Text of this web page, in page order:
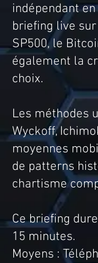
indépendant
briefing live sur
SP500, le
également la
choix.
Les méthodes
Wyckoff,
moyennes
de patterns
chartisme
Ce briefing
15 minutes.
Moyens :